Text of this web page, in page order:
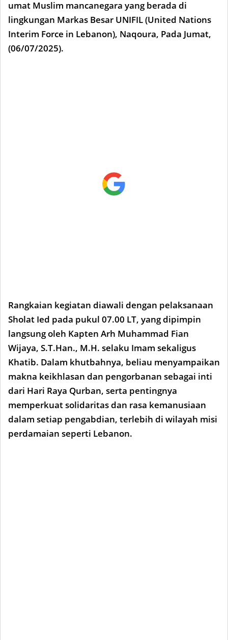
umat Muslim mancanegara yang berada di
lingkungan Markas Besar UNIFIL (United Nations
Interim Force in Lebanon), Naqoura, Pada Jumat,
(06/07/2025).
Rangkaian kegiatan diawali dengan pelaksanaan
Sholat Ied pada pukul 07.00 LT, yang dipimpin
langsung oleh Kapten Arh Muhammad Fian
Wijaya, S.T.Han., M.H. selaku Imam sekaligus
Khatib. Dalam khutbahnya, beliau menyampaikan
makna keikhlasan dan pengorbanan sebagai inti
dari Hari Raya Qurban, serta pentingnya
memperkuat solidaritas dan rasa kemanusiaan
dalam setiap pengabdian, terlebih di wilayah misi
perdamaian seperti Lebanon.